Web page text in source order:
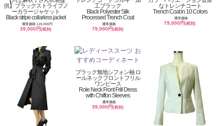
供】ブラックストライプノ
ーカラージャケット
Black stripe collarless jacket
通常価格 120,000円
39,000円(税別)
工ブラック
Black Polyester Silk
Processed Trench Coat
通常価格
79,000円(税別)
なトレンチコート
Trench Coat in 10 Colors
通常価格
79,000円(税別)
ブラック無地シフォン袖 ロ
ールネックフロントフリル
ワンピース
Role Neck Front Frill Dress
with Chiffon Sleeves
通常価格
39,000円(税別)